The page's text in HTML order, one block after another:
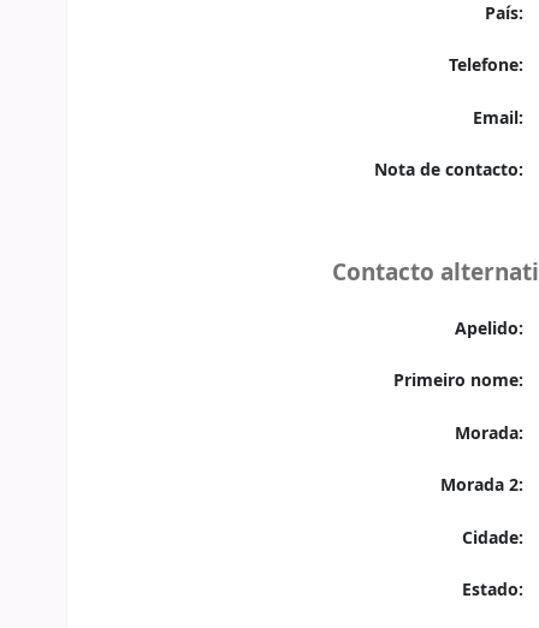
País:
Telefone:
Email:
Nota de contacto:
Contacto
Apelido:
Primeiro nome:
Morada:
Morada 2:
Cidade:
Estado: